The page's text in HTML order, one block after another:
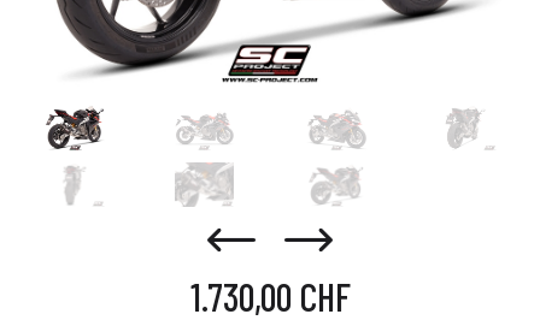
1.730,00 CHF